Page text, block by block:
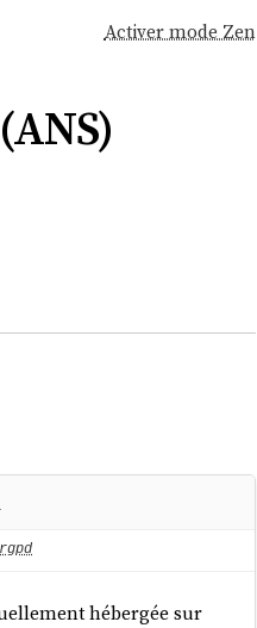
Activer mode Zen
hébergée sur